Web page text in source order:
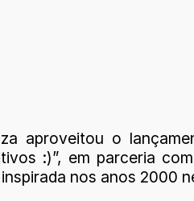
aproveitou o
:)”, em parceria
nos anos 2000